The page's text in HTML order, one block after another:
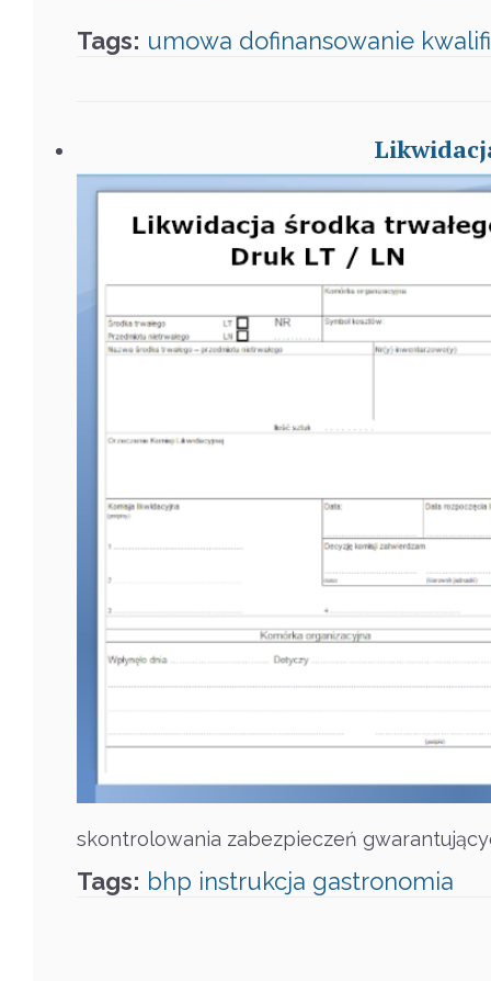
Tags: umowa dofinansowanie
skontrolowania zabezpieczeń
Tags: bhp instrukcja gastronomia